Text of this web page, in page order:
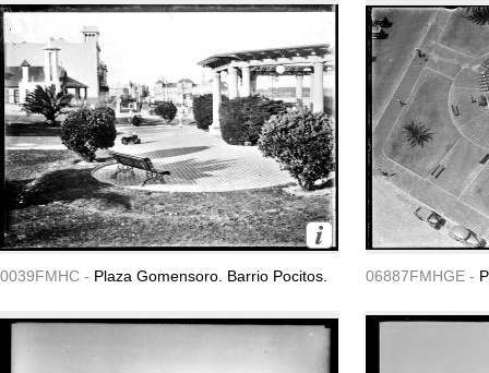
0039FMHC - Plaza Gomensoro. Barrio Pocitos. 06887FMHGE -